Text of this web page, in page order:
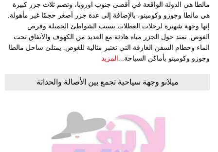
مالطا هي الدولة الواقعة في أقصى جنوب اوروبا، وتضم ثلاث جزر كبيرة
هي مالطا وجوزو وكومينو، بالإضافة إلى عدة جزر أصغر حجمًا غير مأهولة.
إنها وجهة شهيرة لرحلات العطلات بسبب الشواطئ الجميلة وفرص
الغوص. تمتد حول الجزر مياه هادئة مع العديد من الكهوف والأنفاق تحت
الماء وحطام السفن الغارقة التي تعتبر مثالية للغوص. يمتلئ ساحل مالطا
وجوزو وكومينو بأماكن السياحة... المزيد
ميلانو وجهة سياحية تجمع بين الأصالة والحداثة